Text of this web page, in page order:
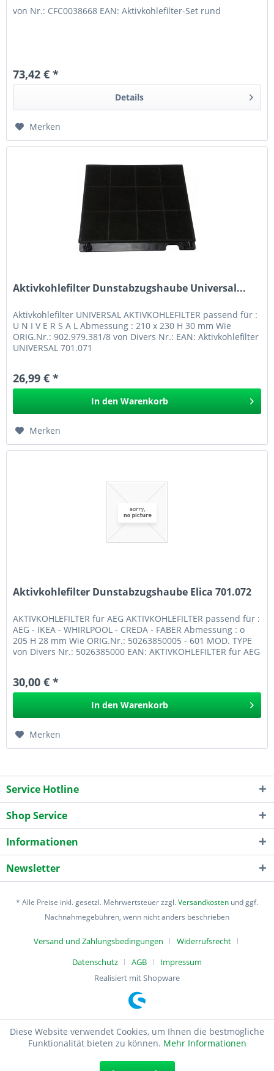
von Nr.: CFC0038668 EAN: Aktivkohlefilter-Set rund
73,42 € *
Details
Merken
Aktivkohlefilter Dunstabzugshaube Universal...
Aktivkohlefilter UNIVERSAL AKTIVKOHLEFILTER passend für :
U N I V E R S A L Abmessung : 210 x 230 H 30 mm Wie
ORIG.Nr.: 902.979.381/8 von Divers Nr.: EAN: Aktivkohlefilter
UNIVERSAL 701.071
26,99 € *
In den Warenkorb
Merken
Aktivkohlefilter Dunstabzugshaube Elica 701.072
AKTIVKOHLEFILTER für AEG AKTIVKOHLEFILTER passend für :
AEG - IKEA - WHIRLPOOL - CREDA - FABER Abmessung : o
205 H 28 mm Wie ORIG.Nr.: 50263850005 - 601 MOD. TYPE
von Divers Nr.: 5026385000 EAN: AKTIVKOHLEFILTER für AEG
30,00 € *
In den Warenkorb
Merken
Service Hotline
Shop Service
Informationen
Newsletter
* Alle Preise inkl. gesetzl. Mehrwertsteuer zzgl.Versandkosten und ggf.
Nachnahmegebühren, wenn nicht anders beschrieben
Versand und Zahlungsbedingungen
Widerrufsrecht
Datenschutz
AGB
Impressum
Realisiert mit Shopware
Diese Website verwendet Cookies, um Ihnen die bestmögliche
Funktionalität bieten zu können. Mehr Informationen